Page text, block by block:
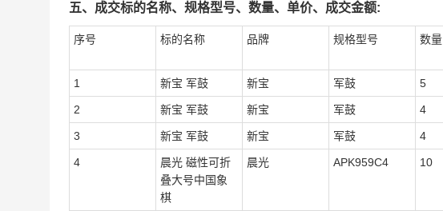
五、成交标的名称、规格型号、数量、单价、成交金额:
序号 标的名称 品牌 规格型号 数量
1 新宝 军鼓 新宝 军鼓 5
2 新宝 军鼓 新宝 军鼓 4
3 新宝 军鼓 新宝 军鼓 4
4
晨光 磁性可折
叠大号中国象
棋
晨光 APK959C4 10